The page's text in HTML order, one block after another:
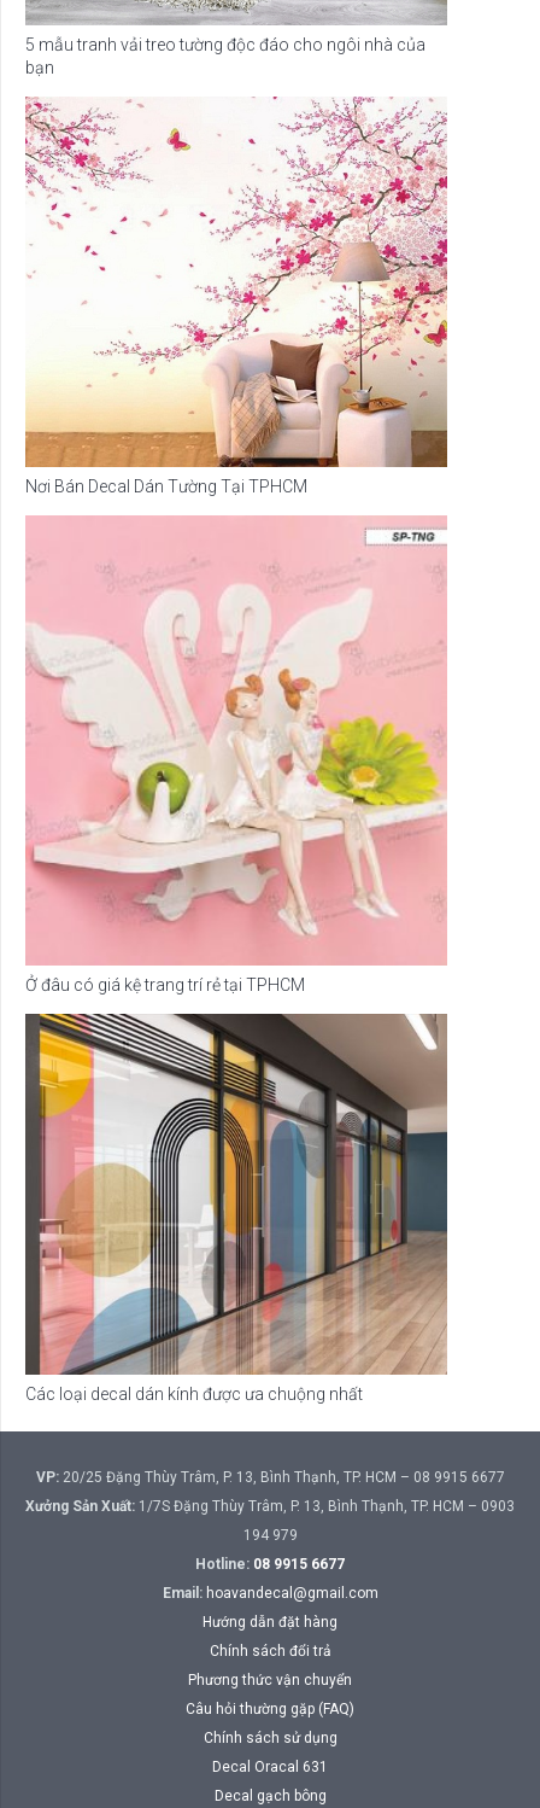
5 mẫu tranh vải treo tường độc đáo cho ngôi nhà của
bạn
Nơi Bán Decal Dán Tường Tại TPHCM
Ở đâu có giá kệ trang trí rẻ tại TPHCM
Các loại decal dán kính được ưa chuộng nhất
VP:20/25 Đặng Thùy Trâm, P. 13, Bình Thạnh, TP. HCM – 08 9915 6677
Xưởng Sản Xuất: 1/7S Đặng Thùy Trâm, P. 13, Bình Thạnh, TP. HCM – 0903
194 979
Hotline: 08 9915 6677
Email: hoavandecal@gmail.com
Hướng dẫn đặt hàng
Chính sách đổi trả
Phương thức vận chuyển
Câu hỏi thường gặp (FAQ)
Chính sách sử dụng
Decal Oracal 631
Decal gạch bông